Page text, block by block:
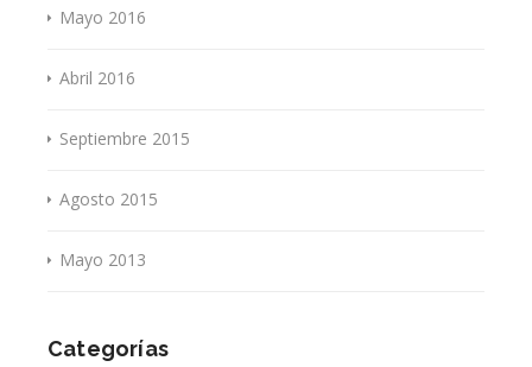
Mayo 2016
Abril 2016
Septiembre 2015
Agosto 2015
Mayo 2013
Categorías